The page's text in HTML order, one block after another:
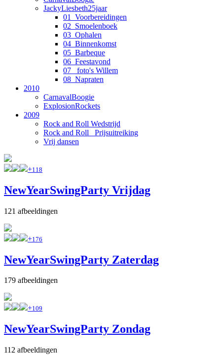
JackyLiesbeth25jaar
01_Voorbereidingen
02_Smoelenboek
03_Ophalen
04_Binnenkomst
05_Barbeque
06_Feestavond
07_ foto's Willem
08_Napraten
2010
CarnavalBoogie
ExplosionRockets
2009
Rock and Roll Wedstrijd
Rock and Roll _Prijsuitreiking
Vrij dansen
+118
NewYearSwingParty Vrijdag
121 afbeeldingen
+176
NewYearSwingParty Zaterdag
179 afbeeldingen
+109
NewYearSwingParty Zondag
112 afbeeldingen